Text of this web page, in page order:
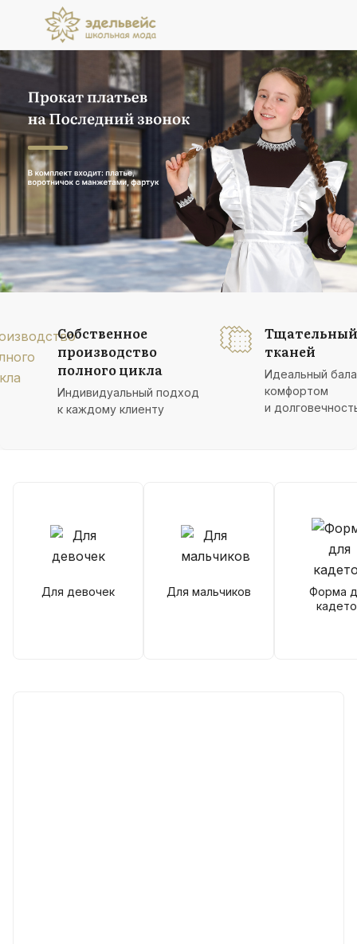
Прокат платьев
на Последний звонок
В комплект входит: платье, воротничок
с манжетами, фартук
Подробнее
Собственное
производство
полного цикла
Индивидуальный подход
к каждому клиенту
тканей
Идеальный
комфортом
и
Для девочек Для мальчиков
Форма